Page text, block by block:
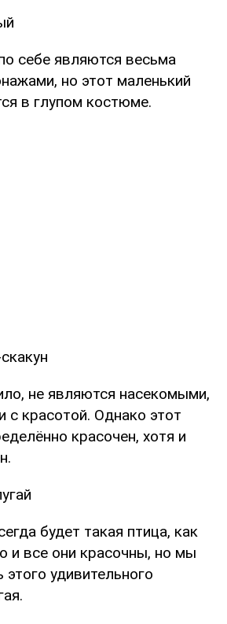
себе являются весьма
но этот маленький
в глупом костюме.
не являются насекомыми,
с красотой. Однако этот
красочен, хотя и
будет такая птица, как
и все они красочны, но мы
удивительного